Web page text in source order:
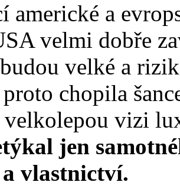
americké a
velmi dobře
velké a
chopila
velkolepou vizi
jen
vlastnictví.